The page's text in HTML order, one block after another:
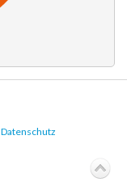
Datenschutz